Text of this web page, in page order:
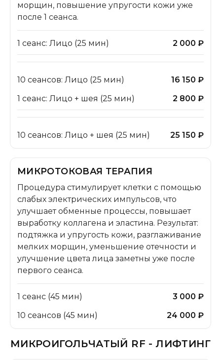
морщин, повышение упругости кожи уже
после 1 сеанса.
1 сеанс: Лицо (25 мин) 2 000 ₽
10 сеансов: Лицо (25 мин)
16 150 ₽
1 сеанс: Лицо + шея (25 мин)
2 800 ₽
10 сеансов: Лицо + шея (25 мин) 25 150 ₽
МИКРОТОКОВАЯ ТЕРАПИЯ
Процедура стимулирует клетки с помощью
слабых электрических импульсов, что
улучшает обменные процессы, повышает
выработку коллагена и эластина. Результат:
подтяжка и упругость кожи, разглаживание
мелких морщин, уменьшение отечности и
улучшение цвета лица заметны уже после
первого сеанса.
1 сеанс (45 мин)
3 000 ₽
10 сеансов (45 мин)
24 000 ₽
МИКРОИГОЛЬЧАТЫЙ RF - ЛИФТИНГ